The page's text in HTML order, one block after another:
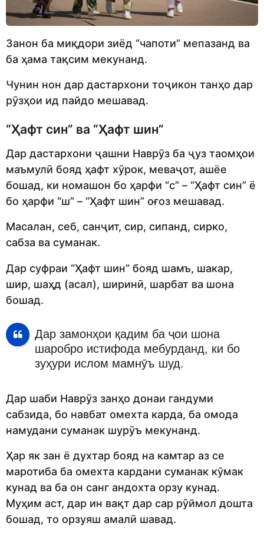
Занон ба миқдори зиёд “чапоти” мепазанд ва
ба ҳама тақсим мекунанд.
Чунин нон дар дастархони тоҷикон танҳо дар
рӯзҳои ид пайдо мешавад.
“Ҳафт син” ва “Ҳафт шин”
Дар дастархони ҷашни Наврӯз ба ҷуз таомҳои
маъмулӣ бояд ҳафт хӯрок, меваҷот, ашёе
бошад, ки номашон бо ҳарфи “с” – “Ҳафт син” ё
бо ҳарфи “ш” – “Ҳафт шин” оғоз мешавад.
Масалан, себ, санҷит, сир, сипанд, сирко,
сабза ва суманак.
Дар суфраи “Ҳафт шин” бояд шамъ, шакар,
шир, шаҳд (асал), ширинӣ, шарбат ва шона
бошад.
Дар замонҳои қадим ба ҷои шона
шаробро истифода мебурданд, ки бо
зуҳури ислом мамнӯъ шуд.
Дар шаби Наврӯз занҳо донаи гандуми
сабзида, бо навбат омехта карда, ба омода
намудани суманак шурӯъ мекунанд.
Ҳар як зан ё духтар бояд на камтар аз се
маротиба ба омехта кардани суманак кӯмак
кунад ва ба он санг андохта орзу кунад.
Муҳим аст, дар ин вақт дар сар рӯймол дошта
бошад, то орзуяш амалӣ шавад.